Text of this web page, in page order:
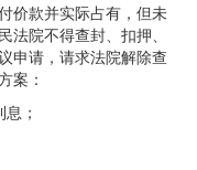
价款并实际占有，但未
院不得查封、扣押、
申请，请求法院解除查
案：
；